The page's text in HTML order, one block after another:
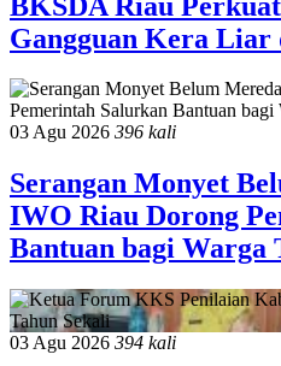
Gangguan Kera Liar
03 Agu 2026 396 kali
Serangan Monyet
IWO Riau Dorong
Bantuan bagi Warga
03 Agu 2026 394 kali